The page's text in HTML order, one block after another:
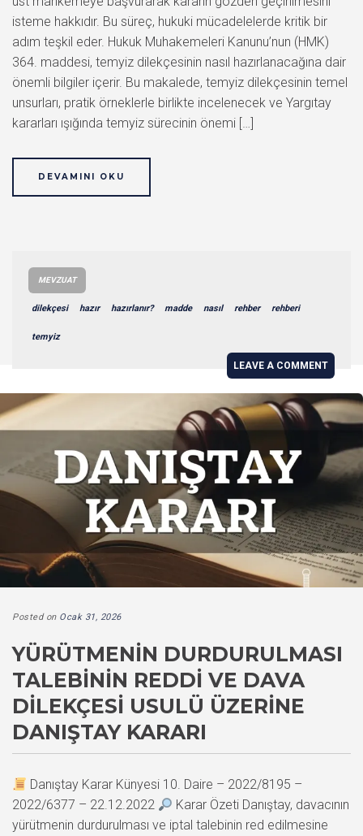
isteme hakkıdır. Bu süreç, hukuki mücadelelerde kritik bir
adım teşkil eder. Hukuk Muhakemeleri Kanunu’nun (HMK)
364. maddesi, temyiz dilekçesinin nasıl hazırlanacağına dair
önemli bilgiler içerir. Bu makalede, temyiz dilekçesinin temel
unsurları, pratik örneklerle birlikte incelenecek ve Yargıtay
kararları ışığında temyiz sürecinin önemi […]
DEVAMINI OKU
MEVZUAT
dilekçesi hazır hazırlanır? madde nasıl rehber rehberi
temyiz
LEAVE A COMMENT
Posted on Ocak 31, 2026
YÜRÜTMENIN DURDURULMASI
TALEBININ REDDI VE DAVA
DILEKÇESI USULÜ ÜZERINE
DANIŞTAY KARARI
Danıştay Karar Künyesi 10. Daire – 2022/8195 –
2022/6377 – 22.12.2022
Karar Özeti Danıştay, davacının
yürütmenin durdurulması ve iptal talebinin red edilmesine